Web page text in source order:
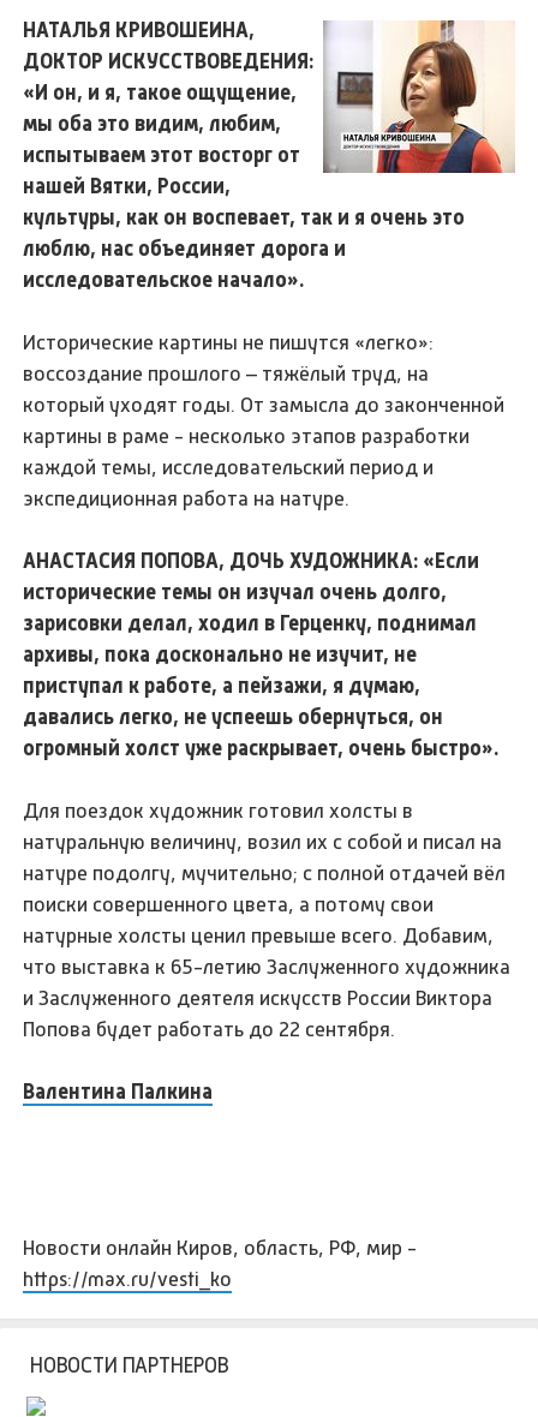
НАТАЛЬЯ КРИВОШЕИНА,
ДОКТОР ИСКУССТВОВЕДЕНИЯ:
«И он, и я, такое ощущение,
мы оба это видим, любим,
испытываем этот восторг от
нашей Вятки, России,
культуры, как он воспевает, так и я очень это
люблю, нас объединяет дорога и
исследовательское начало».
Исторические картины не пишутся «легко»:
воссоздание прошлого – тяжёлый труд, на
который уходят годы. От замысла до законченной
картины в раме - несколько этапов разработки
каждой темы, исследовательский период и
экспедиционная работа на натуре.
АНАСТАСИЯ ПОПОВА, ДОЧЬ ХУДОЖНИКА: «Если
исторические темы он изучал очень долго,
зарисовки делал, ходил в Герценку, поднимал
архивы, пока досконально не изучит, не
приступал к работе, а пейзажи, я думаю,
давались легко, не успеешь обернуться, он
огромный холст уже раскрывает, очень быстро».
Для поездок художник готовил холсты в
натуральную величину, возил их с собой и писал на
натуре подолгу, мучительно; с полной отдачей вёл
поиски совершенного цвета, а потому свои
натурные холсты ценил превыше всего. Добавим,
что выставка к 65-летию Заслуженного художника
и Заслуженного деятеля искусств России Виктора
Попова будет работать до 22 сентября.
Валентина Палкина
Новости онлайн Киров, область, РФ, мир -
https://max.ru/vesti_ko
НОВОСТИ ПАРТНЕРОВ